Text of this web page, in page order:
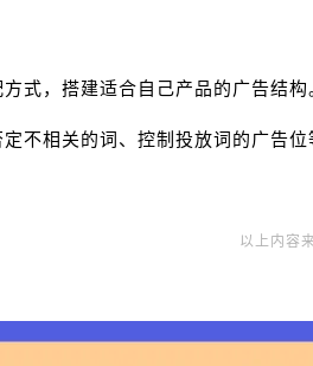
式，搭建适合自己产品的广告结构
不相关的词、控制投放词的广告位
以上内容